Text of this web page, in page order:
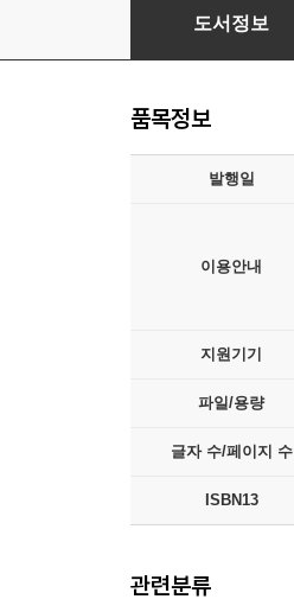
한 번은 독해져라
도서정보
품목정보
발행일
이용안내
지원기기
파일/용량
글자 수/페이지 수
ISBN13
관련분류